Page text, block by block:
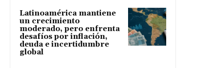
Latinoamérica mantiene
un crecimiento
moderado, pero enfrenta
desafíos por inflación,
deuda e incertidumbre
global